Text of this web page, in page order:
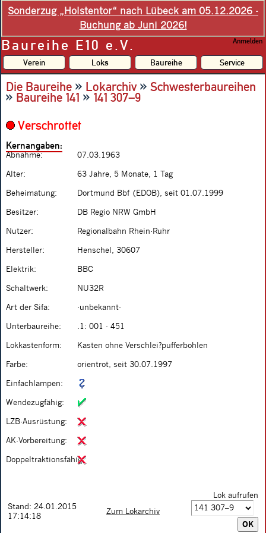
Sonderzug „Holstentor“ nach Lübeck am 05.12.2026 -
Buchung ab Juni 2026!
Baureihe E10 e.V. Anmelden
Verein Loks Baureihe Service
Die Baureihe » Lokarchiv» Schwesterbaureihen
»Baureihe 141 »141 307–9
Verschrottet
Kernangaben:
Abnahme: 07.03.1963
Alter: 63 Jahre, 5 Monate, 1 Tag
Beheimatung: Dortmund Bbf (EDOB), seit 01.07.1999
Besitzer: DB Regio NRW GmbH
Nutzer: Regionalbahn Rhein-Ruhr
Hersteller: Henschel, 30607
Elektrik: BBC
Schaltwerk: NU32R
Art der Sifa: -unbekannt-
Unterbaureihe: .1: 001 - 451
Lokkastenform: Kasten ohne Verschlei?pufferbohlen
Farbe: orientrot, seit 30.07.1997
Einfachlampen:
Wendezugfähig:
LZB-Ausrüstung:
AK-Vorbereitung:
Doppeltraktionsfähig:
Stand: 24.01.2015
17:14:18
Zum Lokarchiv
Lok aufrufen